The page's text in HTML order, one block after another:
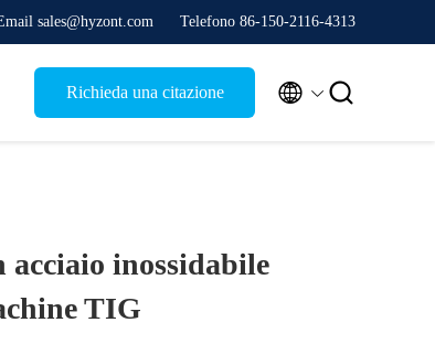
sales@hyzont.com Telefono 86-150-2116-4313
Richieda una citazione  
inossidabile
TIG